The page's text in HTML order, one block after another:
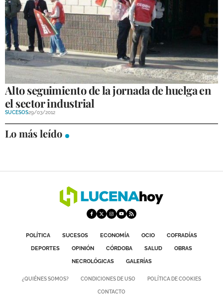
Alto seguimiento de la jornada de huelga en
el sector industrial
SUCESOS29/03/2012
Lo más leído
POLÍTICA SUCESOS ECONOMÍA OCIO
COFRADÍAS
DEPORTES
OPINIÓN CÓRDOBA SALUD
OBRAS
NECROLÓGICAS
GALERÍAS
¿QUIÉNES SOMOS? CONDICIONES DE USO POLÍTICA DE COOKIES
CONTACTO